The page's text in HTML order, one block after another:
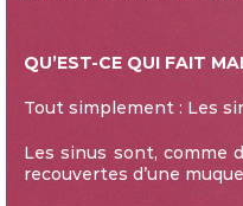
QU’EST-CE QUI FAIT
Tout simplement : Les
Les sinus sont, comme
recouvertes d’une